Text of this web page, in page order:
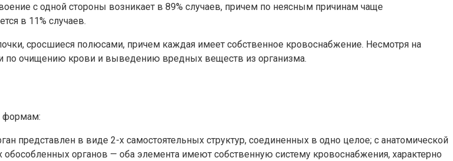
с одной стороны возникает в 89% случаев, причем по неясным причинам чаще
в 11% случаев.
сросшиеся полюсами, причем каждая имеет собственное кровоснабжение. Несмотря на
по очищению крови и выведению вредных веществ из организма.
формам:
представлен в виде 2-х самостоятельных структур, соединенных в одно целое; с анатомической
органов — оба элемента имеют собственную систему кровоснабжения, характерно